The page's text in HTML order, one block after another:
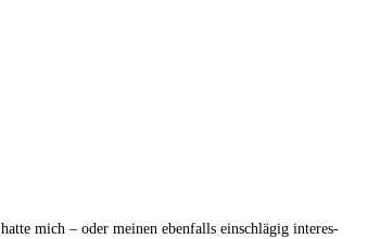
hat­te mich – oder mei­nen eben­falls ein­schlä­gig inter­es­